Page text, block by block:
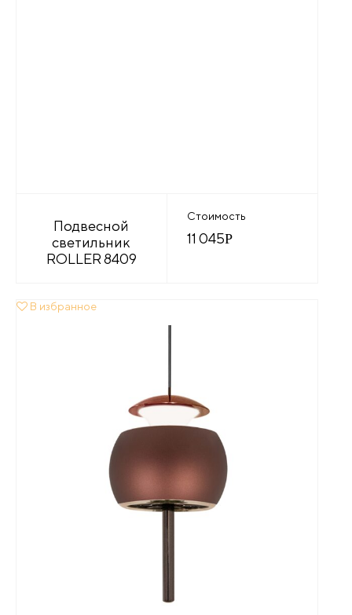
Подвесной
светильник
ROLLER 8409
Стоимость
11 045Р
В избранное